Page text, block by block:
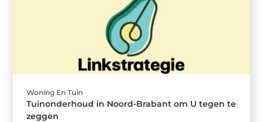
Woning En Tuin
Tuinonderhoud in Noord-Brabant om U tegen te
zeggen